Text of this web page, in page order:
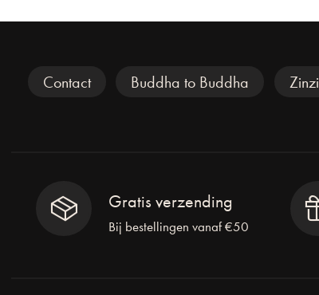
Veel gezocht
Contact Buddha to Buddha Zinzi
Gratis verzending
Bij bestellingen vanaf €50